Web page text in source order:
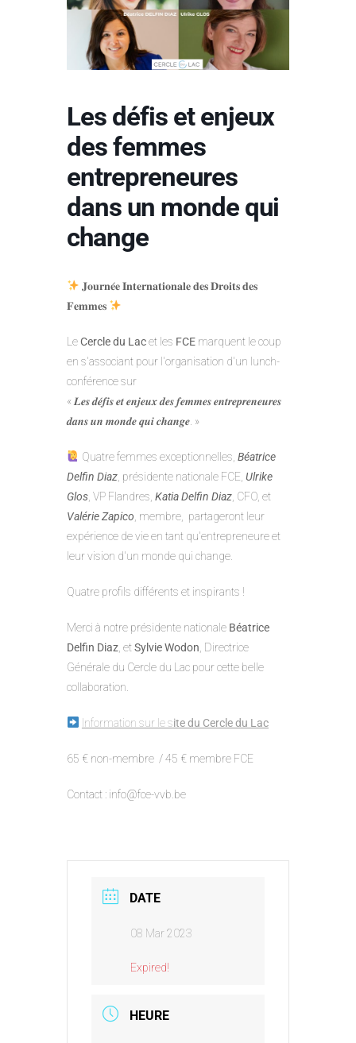
Les défis et enjeux
des femmes
entrepreneures
dans un monde qui
change
𝐉𝐨𝐮𝐫𝐧𝐞́𝐞 𝐈𝐧𝐭𝐞𝐫𝐧𝐚𝐭𝐢𝐨𝐧𝐚𝐥𝐞 𝐝𝐞𝐬 𝐃𝐫𝐨𝐢𝐭𝐬 𝐝𝐞𝐬
𝐅𝐞𝐦𝐦𝐞𝐬
LeCercle du Lacet les FCE marquent le coup
en s'associant pour l'organisation d'un lunch-
conférence sur
« 𝑳𝒆𝒔 𝒅𝒆́𝒇𝒊𝒔 𝒆𝒕 𝒆𝒏𝒋𝒆𝒖𝒙 𝒅𝒆𝒔 𝒇𝒆𝒎𝒎𝒆𝒔 𝒆𝒏𝒕𝒓𝒆𝒑𝒓𝒆𝒏𝒆𝒖𝒓𝒆𝒔
𝒅𝒂𝒏𝒔 𝒖𝒏 𝒎𝒐𝒏𝒅𝒆 𝒒𝒖𝒊 𝒄𝒉𝒂𝒏𝒈𝒆. »
Quatre femmes exceptionnelles, Béatrice
Delfin Diaz , présidente nationale FCE, Ulrike
Glos , VP Flandres, Katia Delfin Diaz , CFO, et
Valérie Zapico , membre, partageront leur
expérience de vie en tant qu'entrepreneure et
leur vision d'un monde qui change.
Quatre profils différents et inspirants !
Merci à notre présidente nationale Béatrice
Delfin Diaz , etSylvie Wodon , Directrice
Générale du Cercle du Lac pour cette belle
collaboration.
Information sur le site du Cercle du Lac
65 € non-membre / 45 € membre FCE
Contact : info@fce-vvb.be
DATE
08 Mar 2023
Expired!
HEURE